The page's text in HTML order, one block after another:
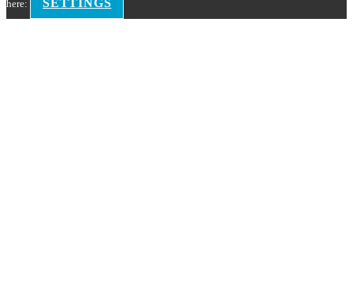
here: